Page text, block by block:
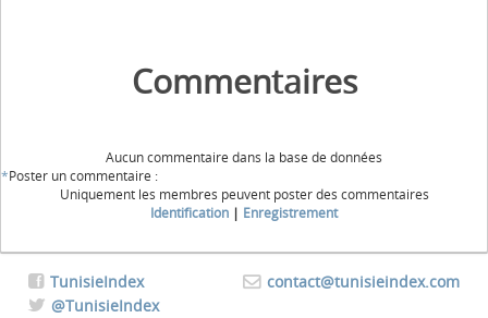
Commentaires
Aucun commentaire dans la base de données
*Poster un commentaire :
Uniquement les membres peuvent poster des commentaires
Identification | Enregistrement
contact@tunisieindex.com
TunisieIndex
@TunisieIndex